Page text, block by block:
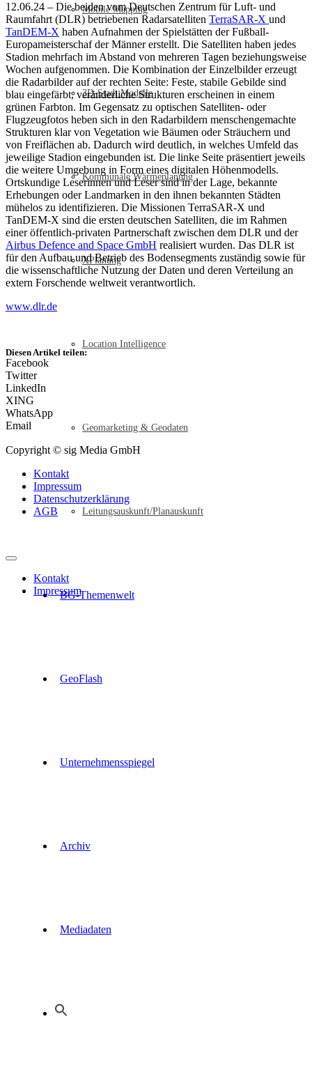
Mobile Mapping
3D-Stadt Modelle
Kommunale Wärmeplanung
XPlanung
Location Intelligence
Geomarketing & Geodaten
Leitungsauskunft/Planauskunft
BG-Themenwelt
GeoFlash
Unternehmensspiegel
Archiv
Mediadaten
12.06.24 – Die beiden vom Deutschen Zentrum für Luft- und
Raumfahrt (DLR) betriebenen Radarsatelliten TerraSAR-X und
TanDEM-X haben Aufnahmen der Spielstätten der Fußball-
Europameisterschaf der Männer erstellt. Die Satelliten haben jedes
Stadion mehrfach im Abstand von mehreren Tagen beziehungsweise
Wochen aufgenommen. Die Kombination der Einzelbilder erzeugt
die Radarbilder auf der rechten Seite: Feste, stabile Gebilde sind
blau eingefärbt, veränderliche Strukturen erscheinen in einem
grünen Farbton. Im Gegensatz zu optischen Satelliten- oder
Flugzeugfotos heben sich in den Radarbildern menschengemachte
Strukturen klar von Vegetation wie Bäumen oder Sträuchern und
von Freiflächen ab. Dadurch wird deutlich, in welches Umfeld das
jeweilige Stadion eingebunden ist. Die linke Seite präsentiert jeweils
die weitere Umgebung in Form eines digitalen Höhenmodells.
Ortskundige Leserinnen und Leser sind in der Lage, bekannte
Erhebungen oder Landmarken in den ihnen bekannten Städten
mühelos zu identifizieren. Die Missionen TerraSAR-X und
TanDEM-X sind die ersten deutschen Satelliten, die im Rahmen
einer öffentlich-privaten Partnerschaft zwischen dem DLR und der
Airbus Defence and Space GmbH realisiert wurden. Das DLR ist
für den Aufbau und Betrieb des Bodensegments zuständig sowie für
die wissenschaftliche Nutzung der Daten und deren Verteilung an
extern Forschende weltweit verantwortlich.
www.dlr.de
Diesen Artikel teilen:
Facebook
Twitter
LinkedIn
XING
WhatsApp
Email
Copyright © sig Media GmbH
Kontakt
Impressum
Datenschutzerklärung
AGB
Kontakt
Impressum